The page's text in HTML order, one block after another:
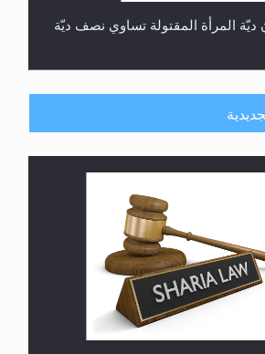
المرأة المقتولة تساوي نصف ديّة
الاصطناعية (الرموش الاصطناعية)
وطلاء الأظافر حاجبا للوضوء وهل